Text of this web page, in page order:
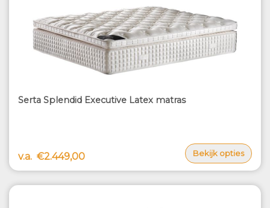
Serta Splendid Executive Latex matras
v.a. €2.449,00 Bekijk opties